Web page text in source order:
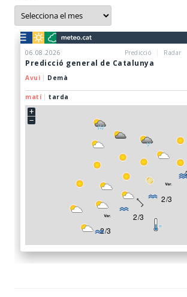
Arxius